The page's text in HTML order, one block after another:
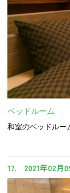
ベッドルーム
和室のベッドルー
17. 2021年02月